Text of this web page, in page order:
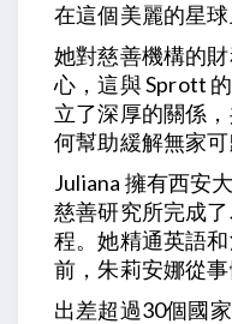
在這個美麗的星球
她對慈善機構的
心，這與 Sprott
立了深厚的關係
何幫助緩解無家可
Juliana 擁有西安
慈善研究所完成
程。她精通英語
前，朱莉安娜從
出差超過30個國